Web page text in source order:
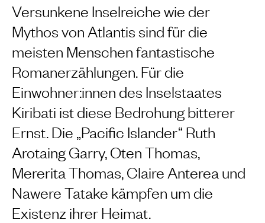
Versunkene Inselreiche wie der
Mythos von Atlantis sind für die
meisten Menschen fantastische
Romanerzählungen. Für die
Einwohner:innen des Inselstaates
Kiribati ist diese Bedrohung bitterer
Ernst. Die „Pacific Islander“ Ruth
Arotaing Garry, Oten Thomas,
Mererita Thomas, Claire Anterea und
Nawere Tatake kämpfen um die
Existenz ihrer Heimat.